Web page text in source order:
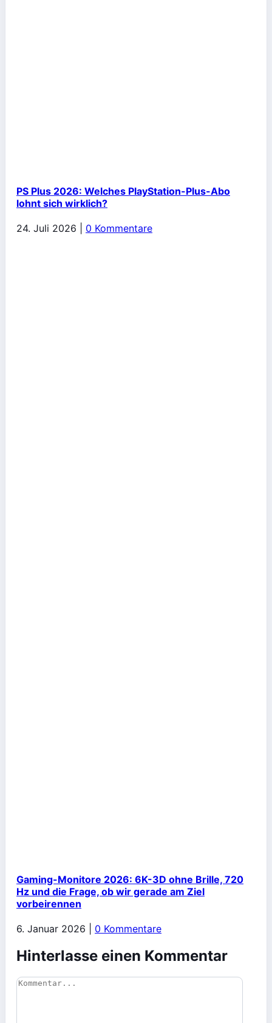
PS Plus 2026: Welches PlayStation-Plus-Abo
lohnt sich wirklich?
24. Juli 2026 0 Kommentare
Gaming-Monitore 2026: 6K-3D ohne Brille, 720
Hz und die Frage, ob wir gerade am Ziel
vorbeirennen
6. Januar 2026 0 Kommentare
Hinterlasse einen Kommentar
Kommentar